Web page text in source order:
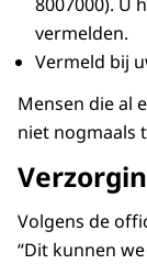
8007000). U
vermelden.
Vermeld bij
Mensen die al
niet nogmaals
Volgens de
“Dit kunnen